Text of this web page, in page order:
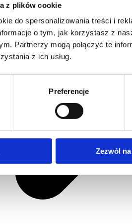
z plików cookie
do spersonalizowania treści i
o tym, jak korzystasz z
Partnerzy mogą połączyć te
z ich usług.
Preferencje
Zezwól